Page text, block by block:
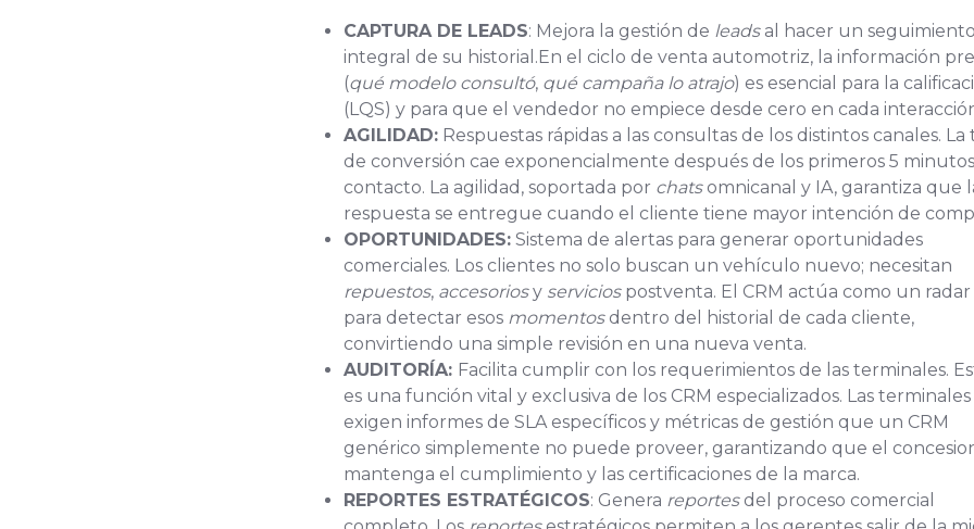
CAPTURA DE LEADS: Mejora la gestión de leadsal hacer un seguimiento
integral de su historial.En el ciclo de venta automotriz, la información
(qué modelo consultó, qué campaña lo atrajo) es esencial para la
(LQS) y para que el vendedor no empiece desde cero en cada
AGILIDAD: Respuestas rápidas a las consultas de los distintos canales. La
de conversión cae exponencialmente después de los primeros 5
contacto. La agilidad, soportada por chatsomnicanal y IA, garantiza que
respuesta se entregue cuando el cliente tiene mayor intención de
OPORTUNIDADES: Sistema de alertas para generar oportunidades
comerciales. Los clientes no solo buscan un vehículo nuevo; necesitan
repuestos, accesoriosy serviciospostventa. El CRM actúa como un radar
para detectar esos momentosdentro del historial de cada cliente,
convirtiendo una simple revisión en una nueva venta.
AUDITORÍA: Facilita cumplir con los requerimientos de las terminales.
es una función vital y exclusiva de los CRM especializados. Las terminales
exigen informes de SLA específicos y métricas de gestión que un CRM
genérico simplemente no puede proveer, garantizando que el
mantenga el cumplimiento y las certificaciones de la marca.
REPORTES ESTRATÉGICOS: Genera reportesdel proceso comercial